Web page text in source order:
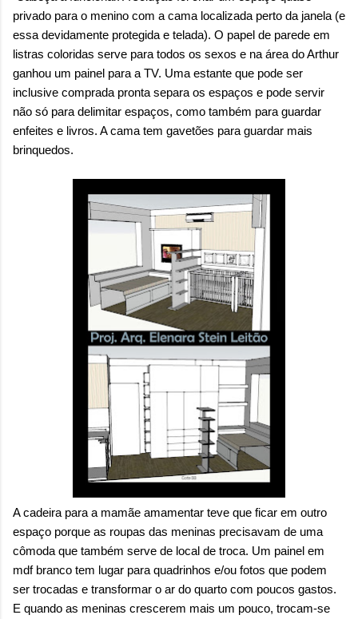
privado para o menino com a cama localizada perto da janela (e
essa devidamente protegida e telada). O papel de parede em
listras coloridas serve para todos os sexos e na área do Arthur
ganhou um painel para a TV. Uma estante que pode ser
inclusive comprada pronta separa os espaços e pode servir
não só para delimitar espaços, como também para guardar
enfeites e livros. A cama tem gavetões para guardar mais
brinquedos.
A cadeira para a mamãe amamentar teve que ficar em outro
espaço porque as roupas das meninas precisavam de uma
cômoda que também serve de local de troca. Um painel em
mdf branco tem lugar para quadrinhos e/ou fotos que podem
ser trocadas e transformar o ar do quarto com poucos gastos.
E quando as meninas crescerem mais um pouco, trocam-se